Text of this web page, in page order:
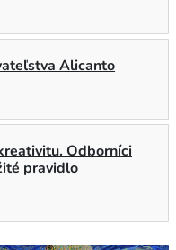
Alicanto
Odborníci
pravidlo